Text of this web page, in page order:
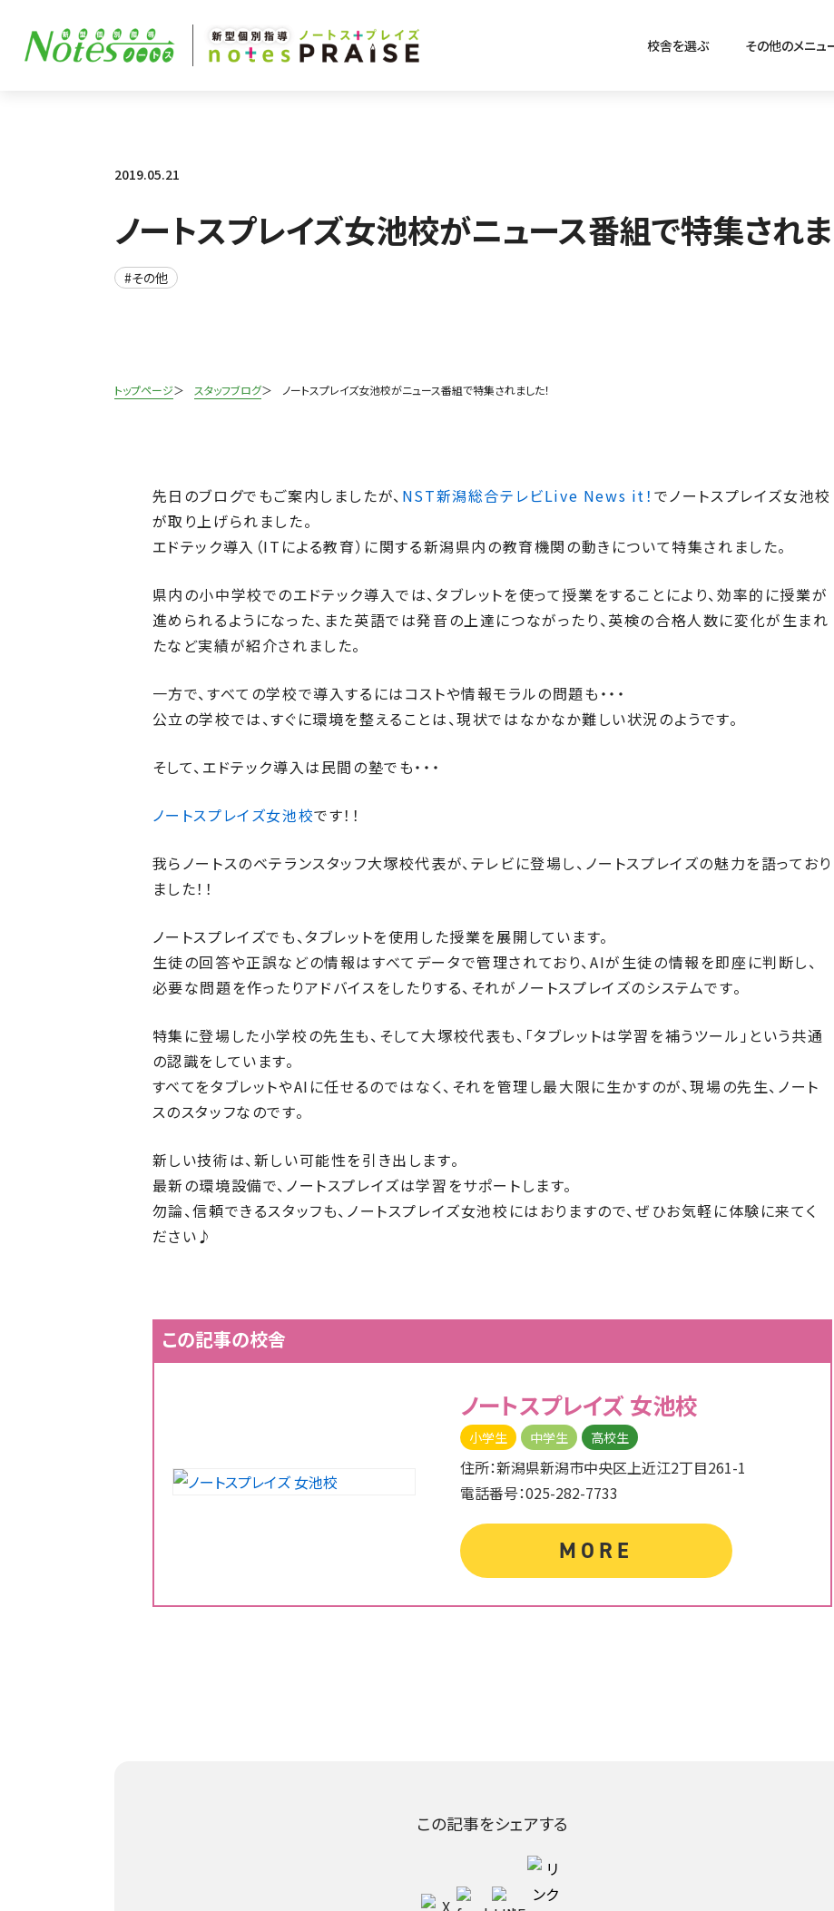
校舎を選ぶ その他のメニュ
2019.05.21
ノートスプレイズ女池校がニュース番組で特集されま
#その他
トップページ スタッフブログ ノートスプレイズ女池校がニュース番組で特集されました！
先日のブログでもご案内しましたが、 NST新潟総合テレビLive News it！ でノートスプレイズ女池校
が取り上げられました。
エドテック導入（ITによる教育）に関する新潟県内の教育機関の動きについて特集されました。
県内の小中学校でのエドテック導入では、タブレットを使って授業をすることにより、効率的に授業が
進められるようになった、また英語では発音の上達につながったり、英検の合格人数に変化が生まれ
たなど実績が紹介されました。
一方で、すべての学校で導入するにはコストや情報モラルの問題も・・・
公立の学校では、すぐに環境を整えることは、現状ではなかなか難しい状況のようです。
そして、エドテック導入は民間の塾でも・・・
ノートスプレイズ女池校です！！
我らノートスのベテランスタッフ大塚校代表が、テレビに登場し、ノートスプレイズの魅力を語っており
ました！！
ノートスプレイズでも、タブレットを使用した授業を展開しています。
生徒の回答や正誤などの情報はすべてデータで管理されており、AIが生徒の情報を即座に判断し、
必要な問題を作ったりアドバイスをしたりする、それがノートスプレイズのシステムです。
特集に登場した小学校の先生も、そして大塚校代表も、「タブレットは学習を補うツール」という共通
の認識をしています。
すべてをタブレットやAIに任せるのではなく、それを管理し最大限に生かすのが、現場の先生、ノート
スのスタッフなのです。
新しい技術は、新しい可能性を引き出します。
最新の環境設備で、ノートスプレイズは学習をサポートします。
勿論、信頼できるスタッフも、ノートスプレイズ女池校にはおりますので、ぜひお気軽に体験に来てく
ださい♪
この記事の校舎
ノートスプレイズ女池校
小学生 中学生 高校生
住所：新潟県新潟市中央区上近江2丁目261-1
電話番号：025-282-7733
MORE
この記事をシェアする